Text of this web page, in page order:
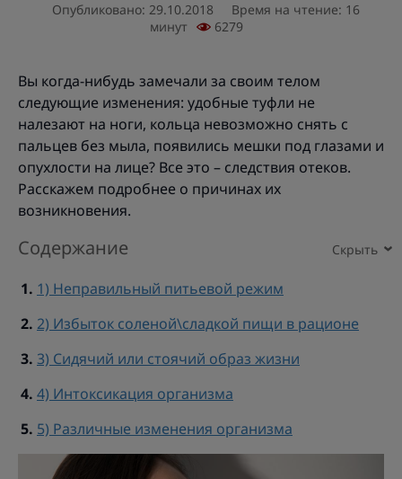
Опубликовано: 29.10.2018
Время на чтение: 16
минут
6279
Вы когда-нибудь замечали за своим телом
следующие изменения: удобные туфли не
налезают на ноги, кольца невозможно снять с
пальцев без мыла, появились мешки под глазами и
опухлости на лице? Все это – следствия отеков.
Расскажем подробнее о причинах их
возникновения.
Содержание
1) Неправильный питьевой режим
2) Избыток соленой\сладкой пищи в рационе
3) Сидячий или стоячий образ жизни
4) Интоксикация организма
5) Различные изменения организма